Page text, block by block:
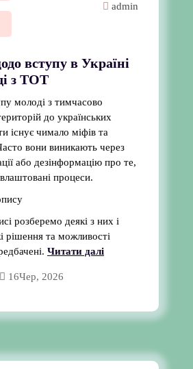
admin
вступу в Україні
з ТОТ
молоді з тимчасово
до українських
існує чимало міфів та
вони виникають через
або дезінформацію про те,
процеси.
розберемо деякі з них і
рішення та можливості
Читати далі
16Чер, 2026